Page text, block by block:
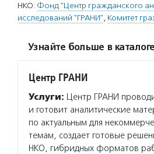
НКО: Фонд "Центр гражданского
исследований "ГРАНИ", Комитет
Узнайте больше в
Центр ГРАНИ
Услуги: Центр ГРАНИ
и готовит аналитические
по актуальным для
темам, создает готовые
НКО, гибридных форматов